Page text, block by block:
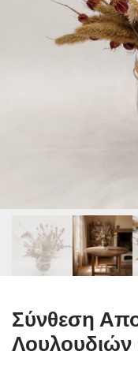
Σύνθεση
Λουλουδιών